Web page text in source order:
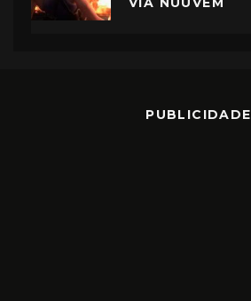
PUBLICIDADE